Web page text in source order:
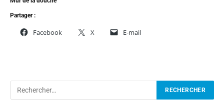
Partager :
Facebook X E-mail